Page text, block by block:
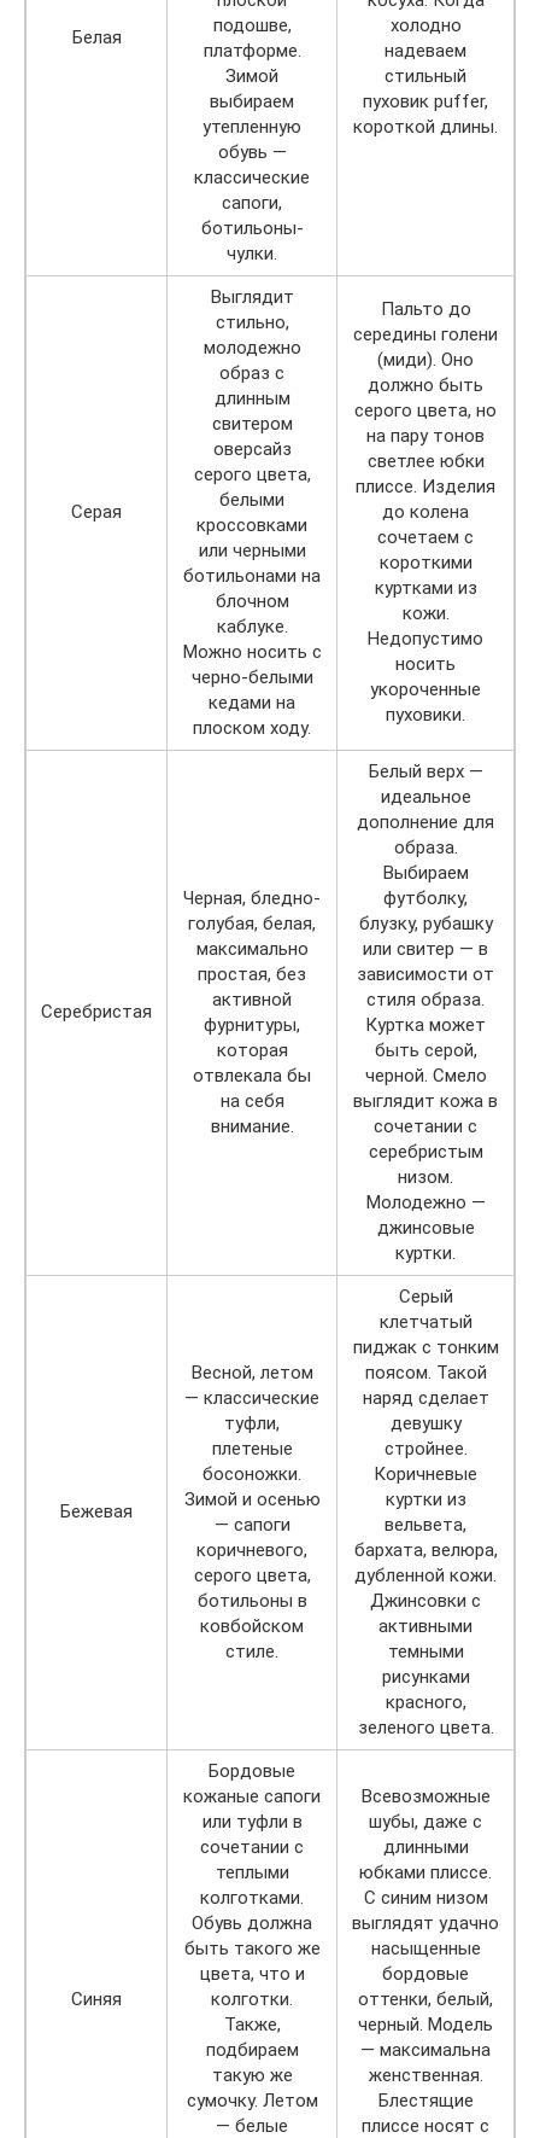
Белая
подошве,
платформе.
Зимой
выбираем
утепленную
обувь —
классические
сапоги,
ботильоны-
чулки.
холодно
надеваем
стильный
пуховик puffer,
короткой длины.
Серая
Выглядит
стильно,
молодежно
образ с
длинным
свитером
оверсайз
серого цвета,
белыми
кроссовками
или черными
ботильонами на
блочном
каблуке.
Можно носить с
черно-белыми
кедами на
плоском ходу.
Пальто до
середины голени
(миди). Оно
должно быть
серого цвета, но
на пару тонов
светлее юбки
плиссе. Изделия
до колена
сочетаем с
короткими
куртками из
кожи.
Недопустимо
носить
укороченные
пуховики.
Серебристая
Черная, бледно-
голубая, белая,
максимально
простая, без
активной
фурнитуры,
которая
отвлекала бы
на себя
внимание.
Белый верх —
идеальное
дополнение для
образа.
Выбираем
футболку,
блузку, рубашку
или свитер — в
зависимости от
стиля образа.
Куртка может
быть серой,
черной. Смело
выглядит кожа в
сочетании с
серебристым
низом.
Молодежно —
джинсовые
куртки.
Бежевая
Весной, летом
— классические
туфли,
плетеные
босоножки.
Зимой и осенью
— сапоги
коричневого,
серого цвета,
ботильоны в
ковбойском
стиле.
Серый
клетчатый
пиджак с тонким
поясом. Такой
наряд сделает
девушку
стройнее.
Коричневые
куртки из
вельвета,
бархата, велюра,
дубленной кожи.
Джинсовки с
активными
темными
рисунками
красного,
зеленого цвета.
Синяя
Бордовые
кожаные сапоги
или туфли в
сочетании с
теплыми
колготками.
Обувь должна
быть такого же
цвета, что и
колготки.
Также,
подбираем
такую же
сумочку. Летом
— белые
Всевозможные
шубы, даже с
длинными
юбками плиссе.
С синим низом
выглядят удачно
насыщенные
бордовые
оттенки, белый,
черный. Модель
— максимальна
женственная.
Блестящие
плиссе носят с